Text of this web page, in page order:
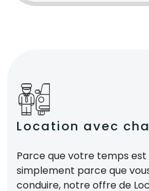
Location avec
Parce que votre temps est
simplement parce que
conduire, notre offre de